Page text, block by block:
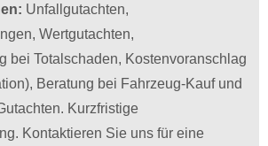
Unfallgutachten,
Wertgutachten,
bei Totalschaden, Kostenvoranschlag
Beratung bei Fahrzeug-Kauf und
Kurzfristige
Kontaktieren Sie uns für eine